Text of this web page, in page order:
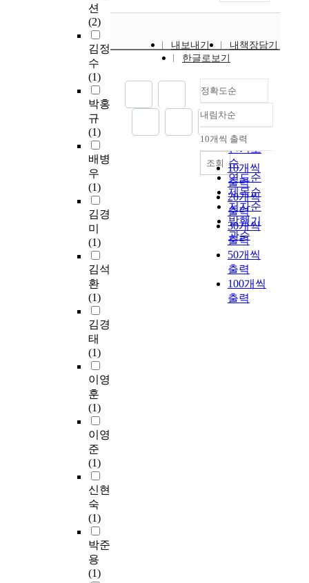
션
(2)
김정
수
(1)
박홍
규
(1)
배병
우
(1)
김경
미
(1)
김석
환
(1)
김경
태
(1)
이영
훈
(1)
이영
준
(1)
신현
숙
(1)
박준
용
(1)
내보내기
내책장담기
한글로보기
정확도순
정확도
순
인기도
순
연도순
제목순
저자순
발행기
관순
내림차순
내림차순
10개씩 출력
10개씩
출력
20개씩
출력
30개씩
출력
50개씩
출력
100개씩
출력
조회